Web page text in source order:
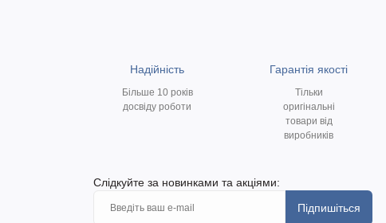
Надійність
Більше 10 років
досвіду роботи
Гарантія якості
Тільки
оригінальні
товари від
виробників
Слідкуйте за новинками та акціями:
Підпишіться